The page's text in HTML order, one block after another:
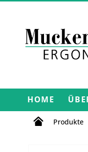
HOME
Produkte